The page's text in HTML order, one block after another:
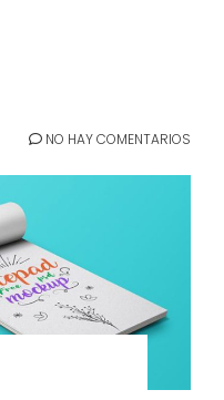
NO HAY COMENTARIOS